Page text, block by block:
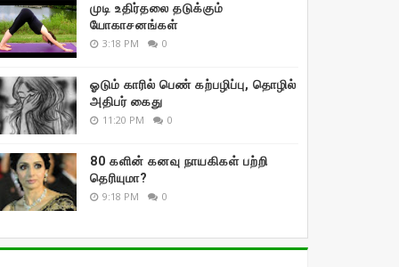
முடி உதிர்தலை தடுக்கும்
யோகாசனங்கள்
3:18 PM 0
ஓடும் காரில் பெண் கற்பழிப்பு, தொழில்
அதிபர் கைது
11:20 PM 0
80 களின் கனவு நாயகிகள் பற்றி
தெரியுமா?
9:18 PM 0